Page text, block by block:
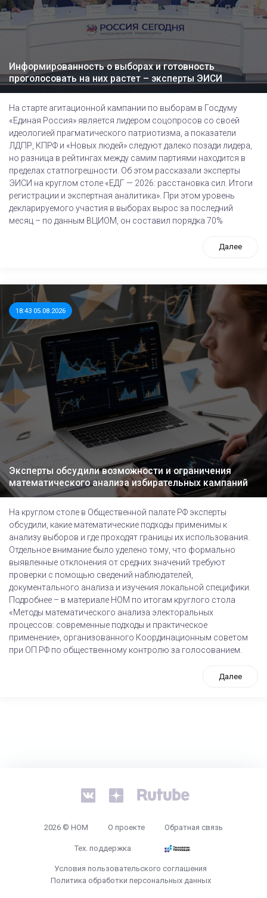
Информированность о выборах и готовность
проголосовать на них растет – эксперты ЭИСИ
На старте агитационной кампании по выборам в Госдуму
«Единая Россия» является лидером соцопросов со своей
идеологией прагматического патриотизма, а показатели
ЛДПР, КПРФ и «Новых людей» следуют далеко позади лидера,
но разница в рейтингах между самим партиями находится в
пределах статпогрешности. Об этом рассказали эксперты
ЭИСИ на круглом столе «ЕДГ — 2026: расстановка сил. Итоги
регистрации и экспертная аналитика». При этом уровень
декларируемого участия в выборах вырос за последний
месяц – по данным ВЦИОМ, он составил порядка 70%
Далее
18:43 05.08.2026
Эксперты обсудили возможности и ограничения
математического анализа избирательных кампаний
На круглом столе в Общественной палате РФ эксперты
обсудили, какие математические подходы применимы к
анализу выборов и где проходят границы их использования.
Отдельное внимание было уделено тому, что формально
выявленные отклонения от средних значений требуют
проверки с помощью сведений наблюдателей,
документального анализа и изучения локальной специфики.
Подробнее – в материале НОМ по итогам круглого стола
«Методы математического анализа электоральных
процессов: современные подходы и практическое
применение», организованного Координационным советом
при ОП РФ по общественному контролю за голосованием.
Далее
2026 © НОМ О проекте Обратная связь
Тех. поддержка
Условия пользовательского соглашения
Политика обработки персональных данных